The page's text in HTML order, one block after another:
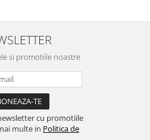
si promotiile noastre
cu promotiile
multe in Politica de